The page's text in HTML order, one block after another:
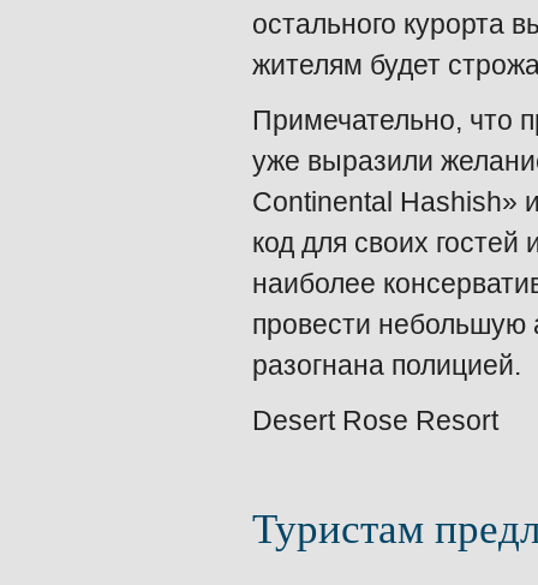
остального курорта
жителям будет
Примечательно, что
уже выразили
Continental Hashish»
код для своих
наиболее
провести небольшую
разогнана полицией.
Desert Rose Resort
Туристам